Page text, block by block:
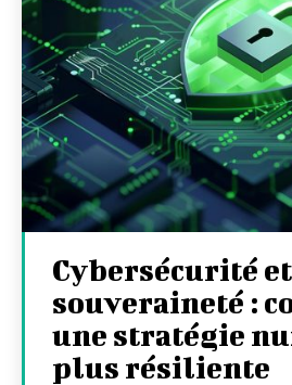
Cybersécurité et
souveraineté :
une stratégie
plus résiliente